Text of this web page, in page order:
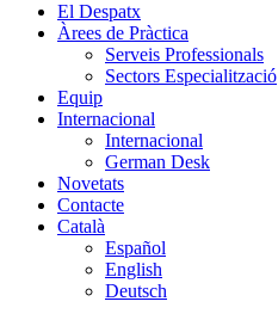
El Despatx
Àrees de Pràctica
Serveis Professionals
Sectors Especialització
Equip
Internacional
Internacional
German Desk
Novetats
Contacte
Català
Español
English
Deutsch